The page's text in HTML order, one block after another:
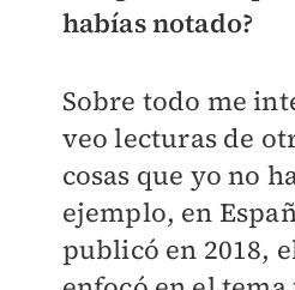
habías notado?
Sobre todo me
veo lecturas de
cosas que yo no
ejemplo, en
publicó en 2018,